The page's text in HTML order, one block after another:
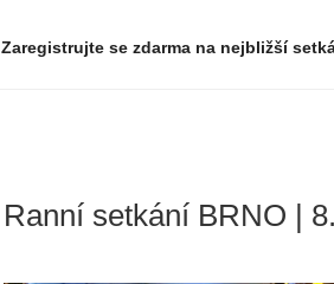
Zaregistrujte se zdarma na nejbližší
Ranní setkání BRNO |